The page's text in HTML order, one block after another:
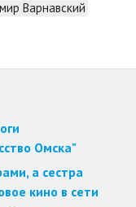
Варнавский
Омска"
а сестра
кино в сети